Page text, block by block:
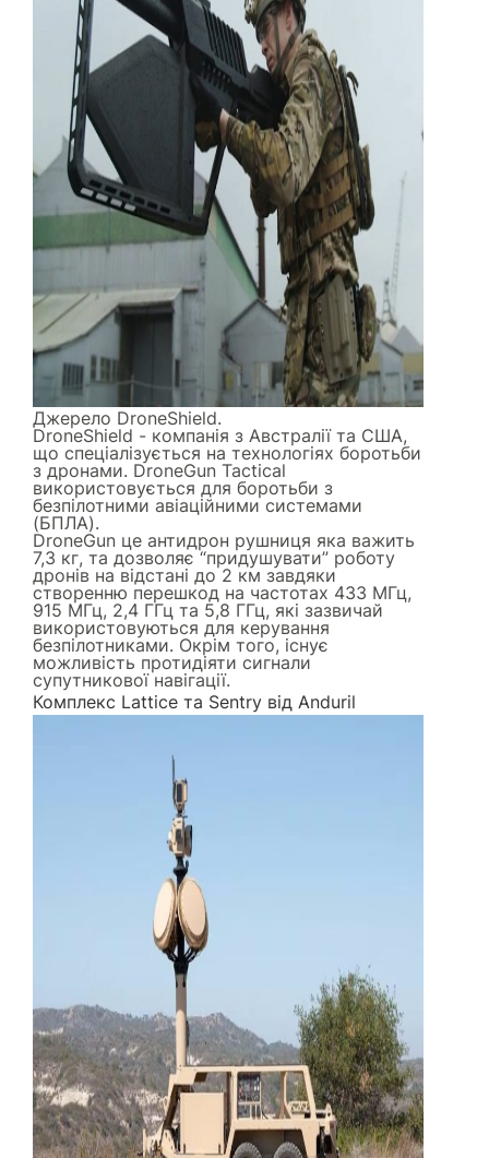
Джерело DroneShield.
DroneShield - компанія з Австралії та США,
що спеціалізується на технологіях боротьби
з дронами. DroneGun Tactical
використовується для боротьби з
безпілотними авіаційними системами
(БПЛА).
DroneGun це антидрон рушниця яка важить
7,3 кг, та дозволяє “придушувати” роботу
дронів на відстані до 2 км завдяки
створенню перешкод на частотах 433 МГц,
915 МГц, 2,4 ГГц та 5,8 ГГц, які зазвичай
використовуються для керування
безпілотниками. Окрім того, існує
можливість протидіяти сигнали
супутникової навігації.
Комплекс Lattice та Sentry від Anduril